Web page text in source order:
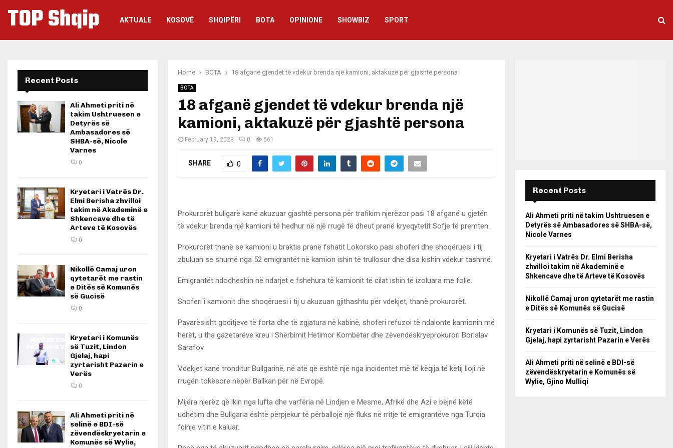
TOP Shqip AKTUALE KOSOVË SHQIPËRI BOTA OPINIONE SHOWBIZ SPORT
Home BOTA 18 afganë gjendet të vdekur brenda një kamioni, aktakuzë për gjashtë persona
BOTA
18 afganë gjendet të vdekur brenda një
kamioni, aktakuzë për gjashtë persona
February 19, 2023 0 561
SHARE 0
Prokurorët bullgarë kanë akuzuar gjashtë persona për trafikim njerëzor pasi 18 afganë u gjetën
të vdekur brenda një kamioni të hedhur në një rrugë të dheut pranë kryeqytetit Sofje të premten.
Prokurorët thanë se kamioni u braktis pranë fshatit Lokorsko pasi shoferi dhe shoqëruesi i tij
zbuluan se shumë nga 52 emigrantët në kamion ishin të trullosur dhe disa kishin vdekur tashmë.
Emigrantët ndodheshin në ndarjet e fshehura të kamionit të cilat ishin të izoluara me folie.
Shoferi i kamionit dhe shoqëruesi i tij u akuzuan gjithashtu për vdekjet, thanë prokurorët.
Pavarësisht goditjeve të forta dhe të zgjatura në kabinë, shoferi refuzoi të ndalonte kamionin më
herët, u tha gazetarëve kreu i Shërbimit Hetimor Kombëtar dhe zëvendëskryeprokurori Borislav
Sarafov.
Vdekjet kanë tronditur Bullgarinë, në atë që është një nga incidentet më të këqija të këtij lloji në
rrugën tokësore nëpër Ballkan për në Evropë.
Mijëra njerëz që ikin nga lufta dhe varfëria në Lindjen e Mesme, Afrikë dhe Azi e bëjnë këtë
udhëtim dhe Bullgaria është përpjekur të përballojë një fluks në rritje të emigrantëve nga Turqia
fqinje vitin e kaluar.
Recent Posts
Ali Ahmeti priti në
takim Ushtruesen e
Detyrës së
Ambasadores së
SHBA-së, Nicole
Varnes
0
Kryetari i Vatrës Dr.
Elmi Berisha zhvilloi
takim në Akademinë e
Shkencave dhe të
Arteve të Kosovës
0
Nikollë Camaj uron
qytetarët me rastin
e Ditës së Komunës
së Gucisë
0
Kryetari i Komunës
së Tuzit, Lindon
Gjelaj, hapi
zyrtarisht Pazarin e
Verës
0
Ali Ahmeti priti në
selinë e BDI-së
zëvendëskryetarin e
Komunës së Wylie,
Recent Posts
Ali Ahmeti priti në takim Ushtruesen e
Detyrës së Ambasadores së SHBA-së,
Nicole Varnes
Kryetari i Vatrës Dr. Elmi Berisha
zhvilloi takim në Akademinë e
Shkencave dhe të Arteve të Kosovës
Nikollë Camaj uron qytetarët me rastin
e Ditës së Komunës së Gucisë
Kryetari i Komunës së Tuzit, Lindon
Gjelaj, hapi zyrtarisht Pazarin e Verës
Ali Ahmeti priti në selinë e BDI-së
zëvendëskryetarin e Komunës së
Wylie, Gjino Mulliqi